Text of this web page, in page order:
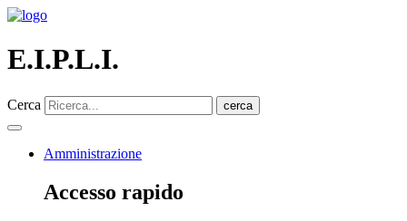
E.I.P.L.I.
Cerca cerca
Amministrazione
Accesso rapido